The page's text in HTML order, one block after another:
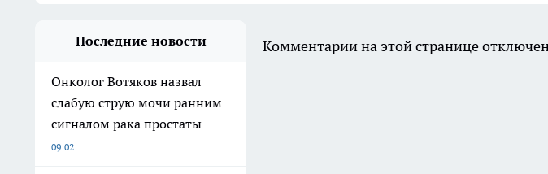
Последние новости
Онколог Вотяков назвал
слабую струю мочи ранним
сигналом рака простаты
09:02
Комментарии на этой странице